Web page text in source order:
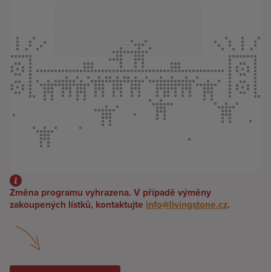
Změna programu vyhrazena. V případě výměny
zakoupených lístků, kontaktujte info@livingstone.cz.